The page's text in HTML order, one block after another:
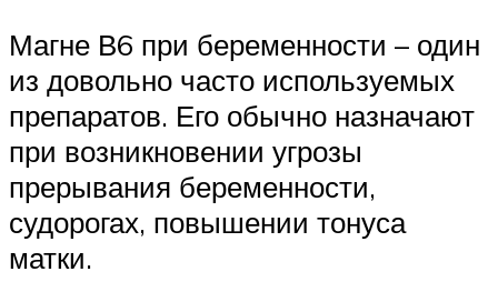
Магне В6 при беременности – один
из довольно часто используемых
препаратов. Его обычно назначают
при возникновении угрозы
прерывания беременности,
судорогах, повышении тонуса
матки.